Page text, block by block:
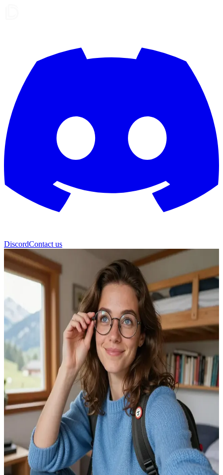
DiscordContact us
ماليا
ماليا، الباحثة السويسرية العاشقة للعلوم